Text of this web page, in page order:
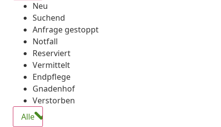
Neu
Suchend
Anfrage gestoppt
Notfall
Reserviert
Vermittelt
Endpflege
Gnadenhof
Verstorben
Alle